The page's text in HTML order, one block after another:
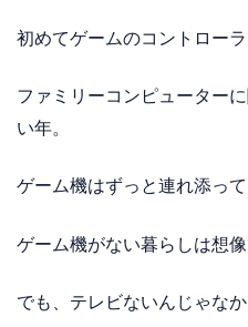
初めてゲームのコントロー
ファミリーコンピューター
い年。
ゲーム機はずっと連れ添って
ゲーム機がない暮らしは想像
でも、テレビないんじゃな